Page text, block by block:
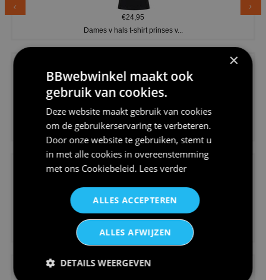
€24,95
Dames v hals t-shirt prinses v...
€24,95
Koningsdag shirt heren v-hals ...
€24,95
V-hals shirt rood wit blauw st...
×
BBwebwinkel maakt ook
gebruik van cookies.
Deze website maakt gebruik van cookies
om de gebruikerservaring te verbeteren.
Door onze website te gebruiken, stemt u
in met alle cookies in overeenstemming
met ons Cookiebeleid. Lees verder
ALLES ACCEPTEREN
ALLES AFWIJZEN
DETAILS WEERGEVEN